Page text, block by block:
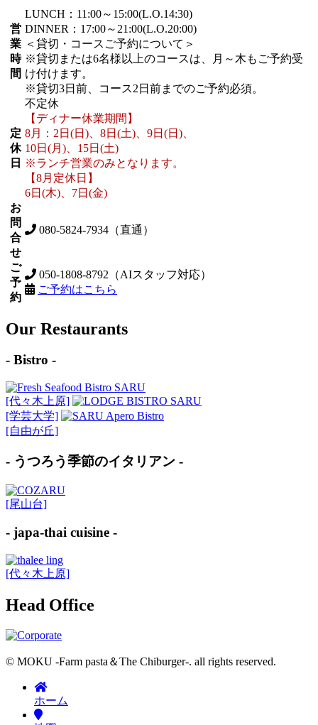
営
業
時
間
LUNCH：11:00～15:00(L.O.14:30)
DINNER：17:00～21:00(L.O.20:00)
＜貸切・コースご予約について＞
※貸切または6名様以上のコースは、月～木もご予約受
け付けます。
※貸切3日前、コース2日前までのご予約必須。
定
休
日
不定休
【ディナー休業期間】
8月：2日(日)、8日(土)、9日(日)、
10日(月)、15日(土)
※ランチ営業のみとなります。
【8月定休日】
6日(木)、7日(金)
お
問
合
せ
080-5824-7934（直通）
ご
予
約
050-1808-8792（AIスタッフ対応）
ご予約はこちら
Our Restaurants
- Bistro -
[代々木上原]
[学芸大学]
[自由が丘]
- うつろう季節のイタリアン -
[尾山台]
- japa-thai cuisine -
[代々木上原]
Head Office
© MOKU -Farm pasta＆The Chiburger-. all rights reserved.
ホーム